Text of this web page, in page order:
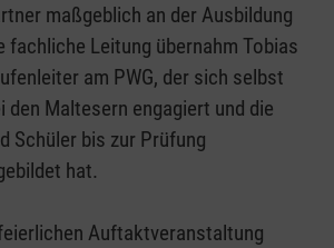
maßgeblich an der Ausbildung
fachliche Leitung übernahm Tobias
am PWG, der sich selbst
den Maltesern engagiert und die
Schüler bis zur Prüfung
hat.
Auftaktveranstaltung